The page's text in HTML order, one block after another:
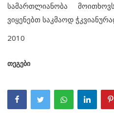
სამართლიანობა
ვიყენებთ საკმაოდ
2010
თეგები